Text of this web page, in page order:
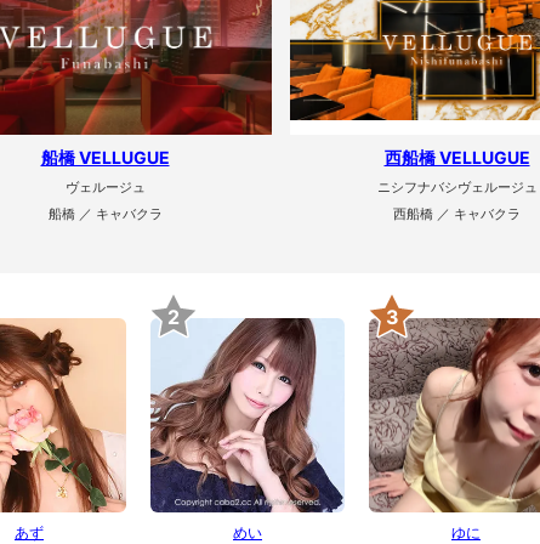
船橋 VELLUGUE
ヴェルージュ
船橋 ／ キャバクラ
西船橋 VELLUGUE
ニシフナバシヴェルージュ
西船橋 ／ キャバクラ
あず
2
めい
3
ゆに